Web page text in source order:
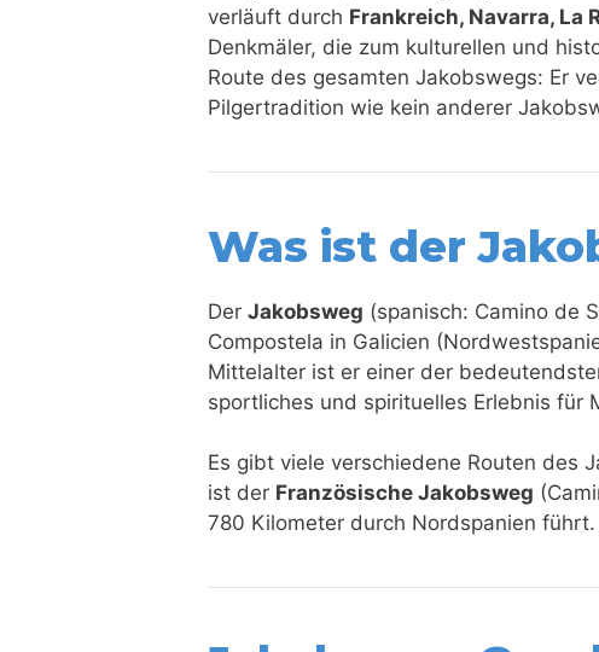
verläuft durch Frankreich, Navarra, La
Denkmäler, die zum kulturellen und
Route des gesamten Jakobswegs: Er
Pilgertradition wie kein anderer
Was ist der
Der Jakobsweg (spanisch: Camino de
Compostela in Galicien
Mittelalter ist er einer der
sportliches und spirituelles Erlebnis für
Es gibt viele verschiedene Routen des
ist der Französische Jakobsweg
780 Kilometer durch Nordspanien